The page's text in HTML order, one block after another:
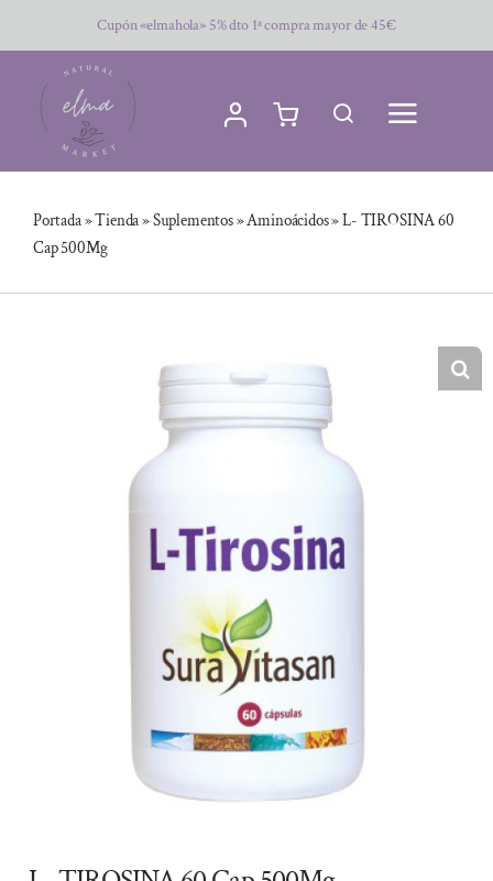
al
contenido
Cupón «elmahola» 5% dto 1ª compra mayor de 45€
Portada»Tienda»Suplementos»Aminoácidos»L- TIROSINA 60
Cap 500Mg